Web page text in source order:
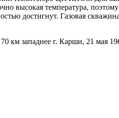
высокая температура,
достигнут. Газовая
западнее г. Карши, 21 мая